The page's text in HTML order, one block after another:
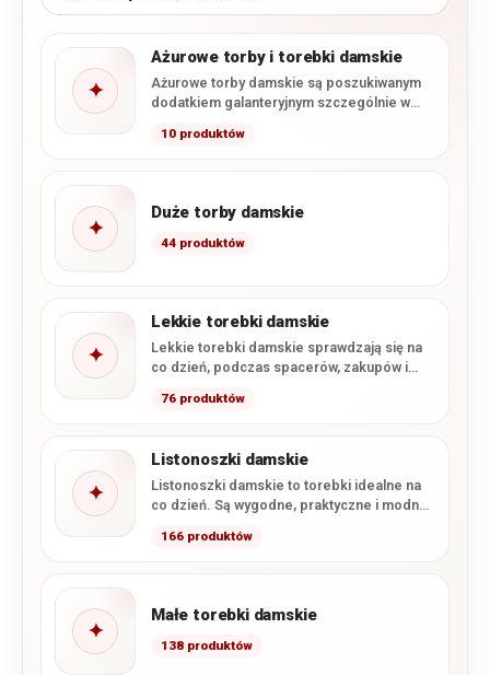
✦
Ażurowe torby i torebki damskie
Ażurowe torby damskie są poszukiwanym
dodatkiem galanteryjnym szczególnie w
10 produktów
✦
Duże torby damskie
44 produktów
✦
Lekkie torebki damskie
Lekkie torebki damskie sprawdzają się na
co dzień, podczas spacerów, zakupów i
76 produktów
✦
Listonoszki damskie
Listonoszki damskie to torebki idealne na
co dzień. Są wygodne, praktyczne i modne.
166 produktów
✦
Małe torebki damskie
138 produktów